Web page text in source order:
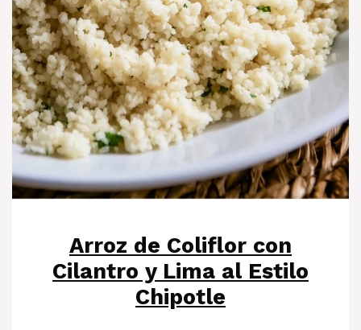
Arroz de Coliflor con
Cilantro y Lima al Estilo
Chipotle